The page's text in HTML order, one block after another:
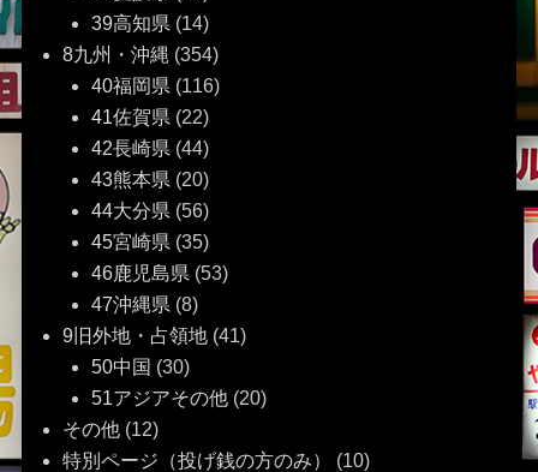
39高知県 (14)
8九州・沖縄 (354)
40福岡県 (116)
41佐賀県 (22)
42長崎県 (44)
43熊本県 (20)
44大分県 (56)
45宮崎県 (35)
46鹿児島県 (53)
47沖縄県 (8)
9旧外地・占領地(41)
50中国 (30)
51アジアその他(20)
その他(12)
特別ページ（投げ銭の方のみ）
(10)